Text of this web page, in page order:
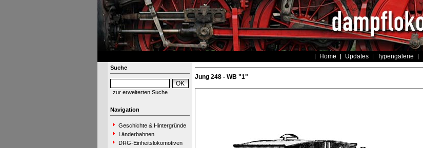
Home Updates Typengalerie
Suche
zur erweiterten Suche
Navigation
Geschichte & Hintergründe
Länderbahnen
DRG-Einheitslokomotiven
Jung 248 - WB "1"